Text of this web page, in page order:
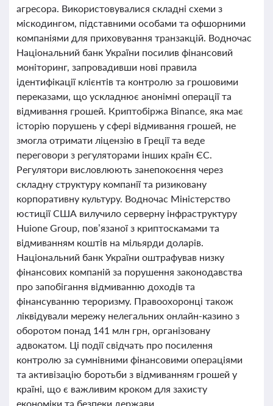
агресора. Використовувалися складні схеми з
міскодингом, підставними особами та офшорними
компаніями для приховування транзакцій. Водночас
Національний банк України посилив фінансовий
моніторинг, запровадивши нові правила
ідентифікації клієнтів та контролю за грошовими
переказами, що ускладнює анонімні операції та
відмивання грошей. Криптобіржа Binance, яка має
історію порушень у сфері відмивання грошей, не
змогла отримати ліцензію в Греції та веде
переговори з регуляторами інших країн ЄС.
Регулятори висловлюють занепокоєння через
складну структуру компанії та ризиковану
корпоративну культуру. Водночас Міністерство
юстиції США вилучило серверну інфраструктуру
Huione Group, пов’язаної з криптоскамами та
відмиванням коштів на мільярди доларів.
Національний банк України оштрафував низку
фінансових компаній за порушення законодавства
про запобігання відмиванню доходів та
фінансуванню тероризму. Правоохоронці також
ліквідували мережу нелегальних онлайн-казино з
оборотом понад 141 млн грн, організовану
адвокатом. Ці події свідчать про посилення
контролю за сумнівними фінансовими операціями
та активізацію боротьби з відмиванням грошей у
країні, що є важливим кроком для захисту
економіки та безпеки держави.